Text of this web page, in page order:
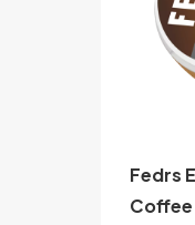
Fedrs
Coffee